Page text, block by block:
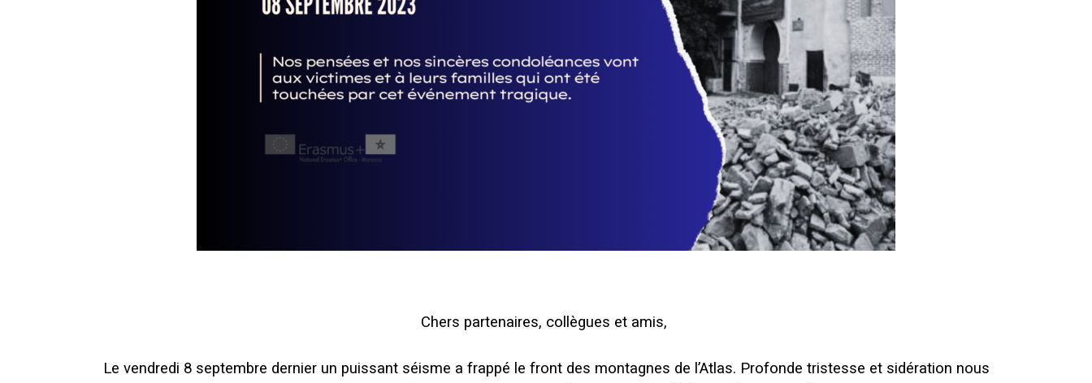
Chers partenaires, collègues et amis,
Le vendredi 8 septembre dernier un puissant séisme a frappé le front des montagnes de l’Atlas. Profonde tristesse et sidération nous